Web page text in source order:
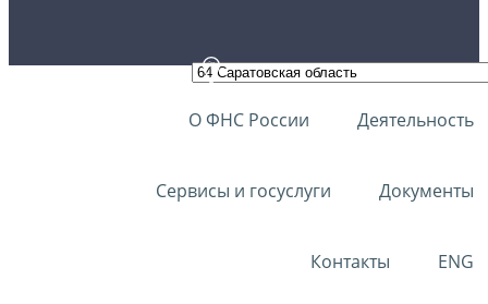
О ФНС России Деятельность
Сервисы и госуслуги Документы
Контакты ENG